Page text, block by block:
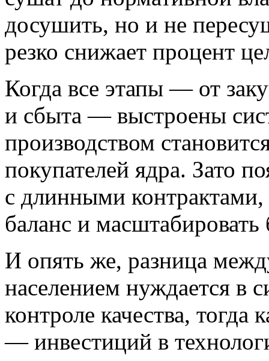
досушить, но и не
резко снижает процент
Когда все этапы — от
и сбыта — выстроены
производством
покупателей ядра. Зато
с длинными
баланс и масштабировать
И опять же, разница
населением нуждается в
контроле качества, тогда
— инвестиций в